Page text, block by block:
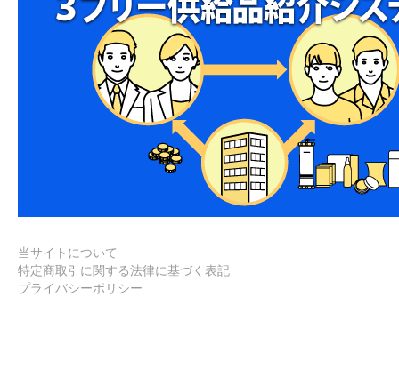
当サイトについて
特定商取引に関する法律に基づく表記
プライバシーポリシー